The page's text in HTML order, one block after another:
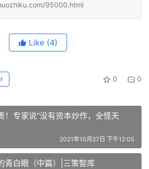
95000.html
Like (4)
0 0
！专家说“没有资本炒作，全怪天
2021年10月27日 下午12:05
青白眼（中篇）|三策智库